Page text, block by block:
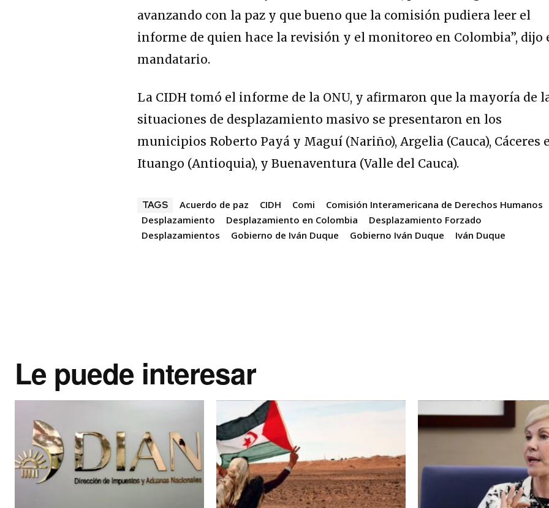
avanzando con la paz y que bueno que la comisión pudiera leer el
informe de quien hace la revisión y el monitoreo en Colombia”, dijo
mandatario.
La CIDH tomó el informe de la ONU, y afirmaron que la mayoría de
situaciones de desplazamiento masivo se presentaron en los
municipios Roberto Payá y Maguí (Nariño), Argelia (Cauca), Cáceres
Ituango (Antioquia), y Buenaventura (Valle del Cauca).
TAGS Acuerdo de paz CIDH Comi
Comisión Interamericana de Derechos Humanos
Desplazamiento
Desplazamiento en Colombia
Desplazamiento Forzado
Desplazamientos
Gobierno de Iván Duque Gobierno Iván Duque Iván Duque
Le puede interesar